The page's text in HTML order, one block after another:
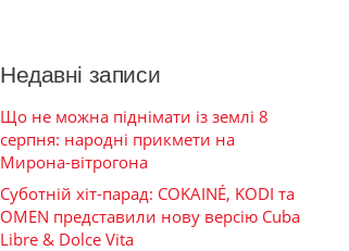
Недавні записи
Що не можна піднімати із землі 8
серпня: народні прикмети на
Мирона-вітрогона
Суботній хіт-парад: COKAINÉ, KODI та
OMEN представили нову версію Cuba
Libre & Dolce Vita